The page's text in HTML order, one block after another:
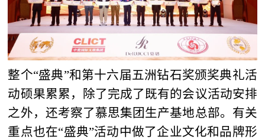
整个“盛典”和第十六届五洲钻石奖颁奖典礼活
动硕果累累，除了完成了既有的会议活动安排
之外，还考察了慕思集团生产基地总部。有关
重点也在“盛典”活动中做了企业文化和品牌形